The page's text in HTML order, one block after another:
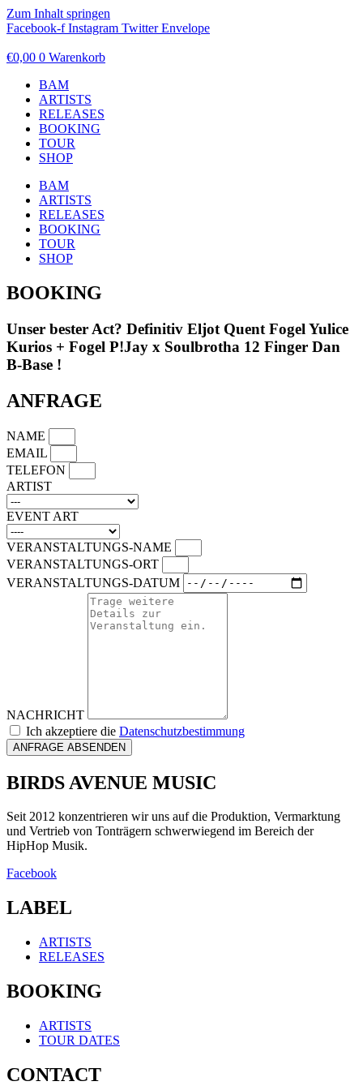
Zum Inhalt springen
Facebook-f Instagram Twitter Envelope
€0,00 0 Warenkorb
BAM
ARTISTS
RELEASES
BOOKING
TOUR
SHOP
BAM
ARTISTS
RELEASES
BOOKING
TOUR
SHOP
BOOKING
Unser bester Act? Definitiv Eljot Quent Fogel Yulice
Kurios + Fogel P!Jay x Soulbrotha 12 Finger Dan
B-Base !
ANFRAGE
NAME
EMAIL
TELEFON
ARTIST
EVENT ART
VERANSTALTUNGS-NAME
VERANSTALTUNGS-ORT
VERANSTALTUNGS-DATUM
NACHRICHT
Ich akzeptiere die Datenschutzbestimmung
ANFRAGE ABSENDEN
BIRDS AVENUE MUSIC
Seit 2012 konzentrieren wir uns auf die Produktion, Vermarktung
und Vertrieb von Tonträgern schwerwiegend im Bereich der
HipHop Musik.
Facebook
LABEL
ARTISTS
RELEASES
BOOKING
ARTISTS
TOUR DATES
CONTACT